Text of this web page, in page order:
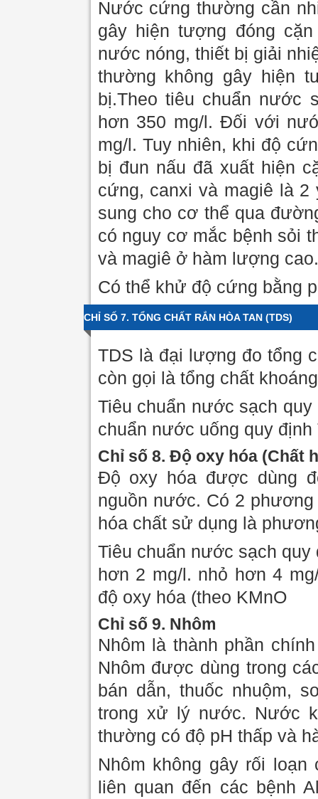
Nước cứng thường cần
gây hiện tượng đóng
nước nóng, thiết bị giải
thường không gây hiện
bị.Theo tiêu chuẩn nước
hơn 350 mg/l. Đối với
mg/l. Tuy nhiên, khi độ
bị đun nấu đã xuất hiện
cứng, canxi và magiê là
sung cho cơ thể qua
có nguy cơ mắc bệnh sỏi
và magiê ở hàm lượng cao.
Có thể khử độ cứng bằng
CHỈ SỐ 7. TỔNG CHẤT RẮN HÒA TAN (TDS)
TDS là đại lượng đo tổng
còn gọi là tổng chất
Tiêu chuẩn nước sạch
chuẩn nước uống quy
Chỉ số 8. Độ oxy hóa (Chất
Độ oxy hóa được dùng
nguồn nước. Có 2
hóa chất sử dụng là
Tiêu chuẩn nước sạch quy
hơn 2 mg/l. nhỏ hơn 4
độ oxy hóa (theo KMnO
Chỉ số 9. Nhôm
Nhôm là thành phần
Nhôm được dùng trong
bán dẫn, thuốc nhuộm,
trong xử lý nước. Nước
thường có độ pH thấp và
Nhôm không gây rối
liên quan đến các bệnh